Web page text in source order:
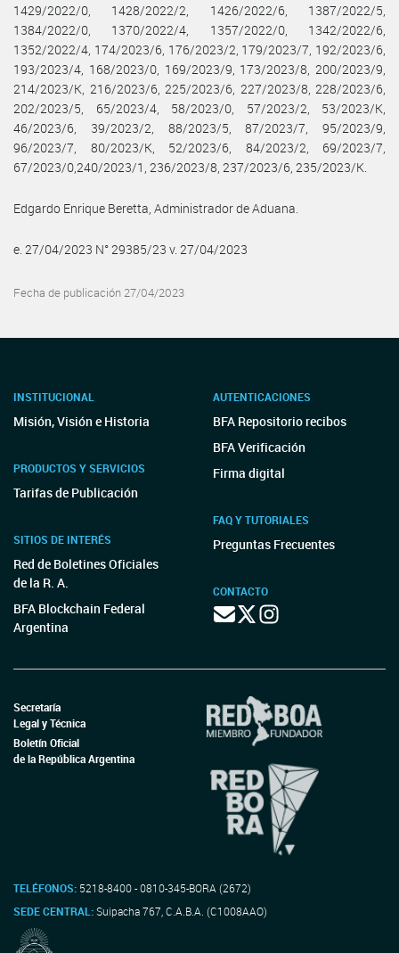
1429/2022/0, 1428/2022/2, 1426/2022/6, 1387/2022/5,
1384/2022/0, 1370/2022/4, 1357/2022/0, 1342/2022/6,
1352/2022/4, 174/2023/6, 176/2023/2, 179/2023/7, 192/2023/6,
193/2023/4, 168/2023/0, 169/2023/9, 173/2023/8, 200/2023/9,
214/2023/K, 216/2023/6, 225/2023/6, 227/2023/8, 228/2023/6,
202/2023/5, 65/2023/4, 58/2023/0, 57/2023/2, 53/2023/K,
46/2023/6, 39/2023/2, 88/2023/5, 87/2023/7, 95/2023/9,
96/2023/7, 80/2023/K, 52/2023/6, 84/2023/2, 69/2023/7,
67/2023/0,240/2023/1, 236/2023/8, 237/2023/6, 235/2023/K.
Edgardo Enrique Beretta, Administrador de Aduana.
e. 27/04/2023 N° 29385/23 v. 27/04/2023
Fecha de publicación 27/04/2023
INSTITUCIONAL
Misión, Visión e Historia
PRODUCTOS Y SERVICIOS
Tarifas de Publicación
SITIOS DE INTERÉS
Red de Boletines Oficiales
de la R. A.
BFA Blockchain Federal
Argentina
AUTENTICACIONES
BFA Repositorio recibos
BFA Verificación
Firma digital
FAQ Y TUTORIALES
Preguntas Frecuentes
CONTACTO
Secretaría
Legal y Técnica
Boletín Oficial
de la República Argentina
TELÉFONOS: 5218-8400 - 0810-345-BORA (2672)
SEDE CENTRAL:Suipacha 767, C.A.B.A. (C1008AAO)